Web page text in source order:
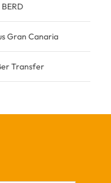
Gran Canaria
Transfer